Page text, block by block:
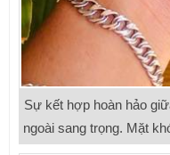
Sự kết hợp hoàn hảo
ngoài sang trọng. Mặt